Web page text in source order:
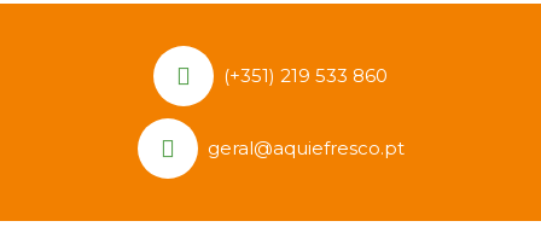
(+351) 219 533 860
geral@aquiefresco.pt